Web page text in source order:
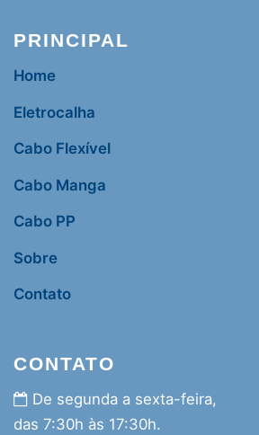
PRINCIPAL
Home
Eletrocalha
Cabo Flexível
Cabo Manga
Cabo PP
Sobre
Contato
CONTATO
De segunda a sexta-feira,
das 7:30h às 17:30h.